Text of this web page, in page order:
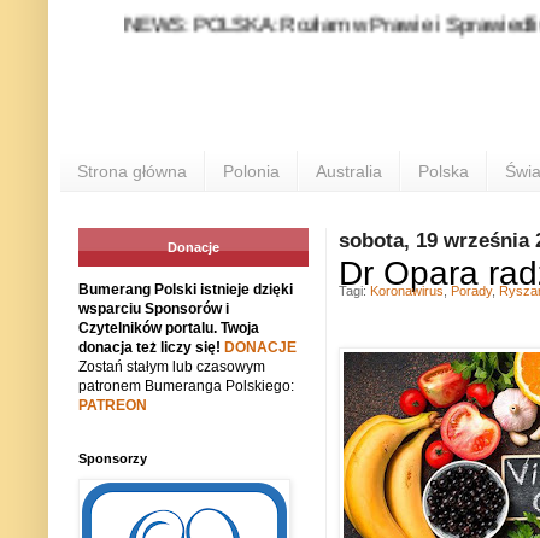
NEWS: POLSKA: Rozłam w Prawie i
Strona główna Polonia Australia Polska
sobota, 19 września
Dr Opara
Tagi: Koronawirus Porady,
Donacje
Bumerang Polski istnieje dzięki
wsparciu Sponsorów i
Czytelników portalu. Twoja
donacja też liczy się! DONACJE
Zostań stałym lub czasowym
patronem Bumeranga Polskiego:
PATREON
Sponsorzy